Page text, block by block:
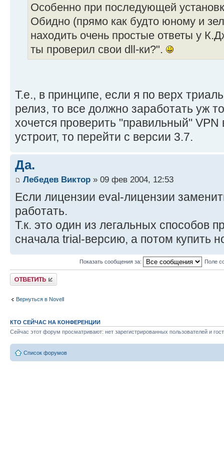
Особенно при последующей
Обидно (прямо как будто юному и
находить очень простые ответы у
ты проверил свои dll-ки?".
Т.е., в принципе, если я по верх
релиз, то все должно заработать уж
хочется проверить "правильный"
устроит, то перейти с версии 3.7.
Да.
Лебедев Виктор » 09 фев 2004, 12:53
Если лицензии eval-лицензии
работать.
Т.к. это один из легальных способов
сначала trial-версию, а потом купить
Показать сообщения за: Поле
Ответить
Вернуться в Novell
КТО СЕЙЧАС НА КОНФЕРЕНЦИИ
Сейчас этот форум просматривают: нет зарегистрированных пользователей и
Список форумов